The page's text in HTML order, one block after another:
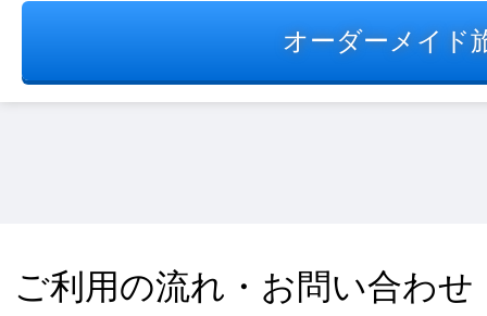
オーダーメイド
ご利用の流れ・お問い合わせ